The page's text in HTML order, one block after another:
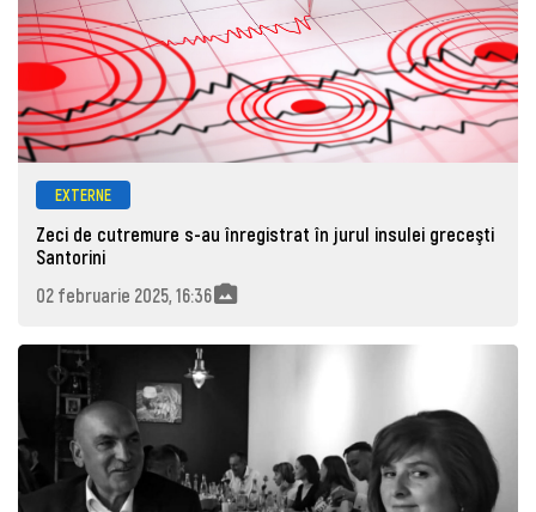
EXTERNE
Zeci de cutremure s-au înregistrat în jurul insulei greceşti
Santorini
02 februarie 2025, 16:36